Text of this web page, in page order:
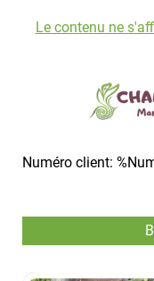
Le contenu ne
Numéro client: